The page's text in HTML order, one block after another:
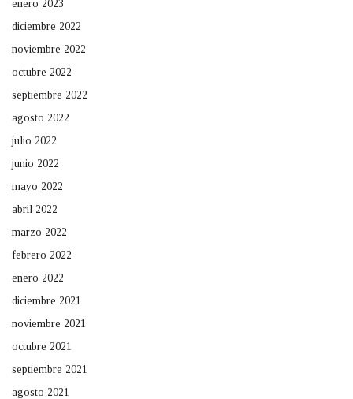
enero 2023
diciembre 2022
noviembre 2022
octubre 2022
septiembre 2022
agosto 2022
julio 2022
junio 2022
mayo 2022
abril 2022
marzo 2022
febrero 2022
enero 2022
diciembre 2021
noviembre 2021
octubre 2021
septiembre 2021
agosto 2021